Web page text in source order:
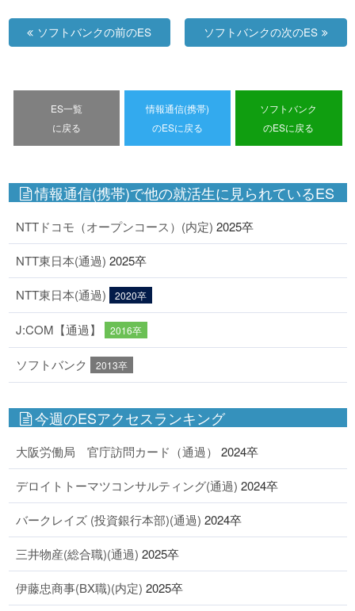
ソフトバンクの前のES ソフトバンクの次のES
ES一覧
に戻る
情報通信(携帯)
のESに戻る
ソフトバンク
のESに戻る
情報通信(携帯)で他の就活生に見られているES
NTTドコモ（オープンコース）(内定) 2025卒
NTT東日本(通過) 2025卒
NTT東日本(通過) 2020卒
J:COM【通過】 2016卒
ソフトバンク 2013卒
今週のESアクセスランキング
大阪労働局 官庁訪問カード（通過） 2024卒
デロイトトーマツコンサルティング(通過) 2024卒
バークレイズ (投資銀行本部)(通過) 2024卒
三井物産(総合職)(通過) 2025卒
伊藤忠商事(BX職)(内定) 2025卒